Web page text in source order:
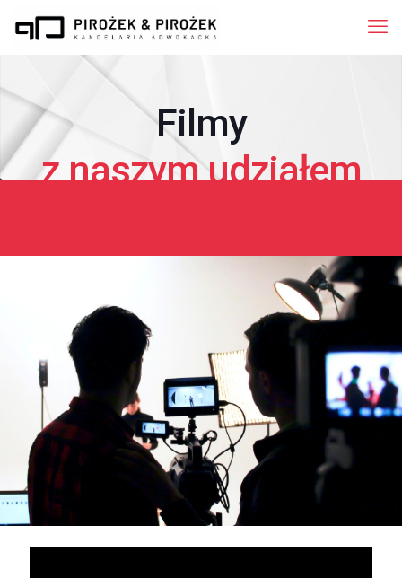
Filmy
z naszym udziałem